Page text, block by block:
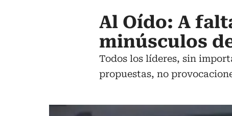
Al Oído: A
minúsculos
Todos los líderes, sin
propuestas, no